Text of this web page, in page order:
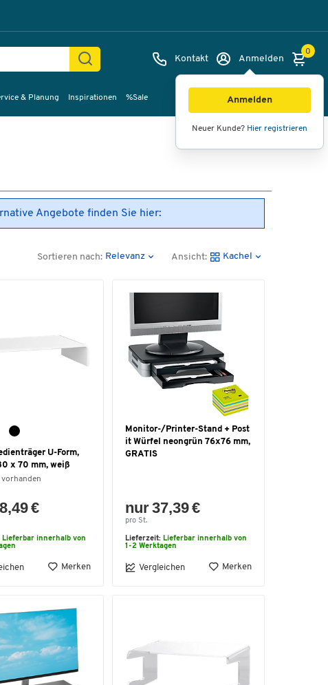
Kontakt Anmelden
Anmelden
Neuer Kunde? Hier registrieren
0
& Planung Inspirationen %Sale
Angebote finden Sie hier:
Sortieren nach: Relevanz Ansicht: Kachel
U-Form,
x 70 mm, weiß
€
Lieferbar innerhalb von
Merken
Monitor-/Printer-Stand + Post
it Würfel neongrün 76x76 mm,
GRATIS
nur 37,39 €
pro St.
Lieferzeit: Lieferbar innerhalb von
1-2 Werktagen
Vergleichen Merken